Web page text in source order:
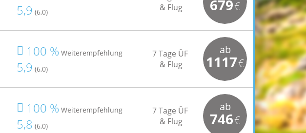
5,9 (6,0)
& Flug
679€
100 % Weiterempfehlung
5,9 (6,0)
7 Tage ÜF
& Flug
ab
1117€
100 % Weiterempfehlung
5,8 (6,0)
7 Tage ÜF
& Flug
ab
746€